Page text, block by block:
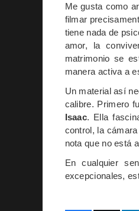
Me gusta como
filmar
tiene nada de
amor, la
matrimonio se
manera activa a
Un material así
calibre. Primero
Isaac. Ella
control, la
nota que no está
En cualquier
excepcionales,